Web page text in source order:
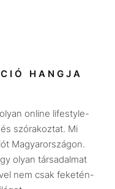
HANGJA
olyan online lifestyle-
szórakoztat. Mi
Magyarországon.
olyan társadalmat
nem csak feketén-